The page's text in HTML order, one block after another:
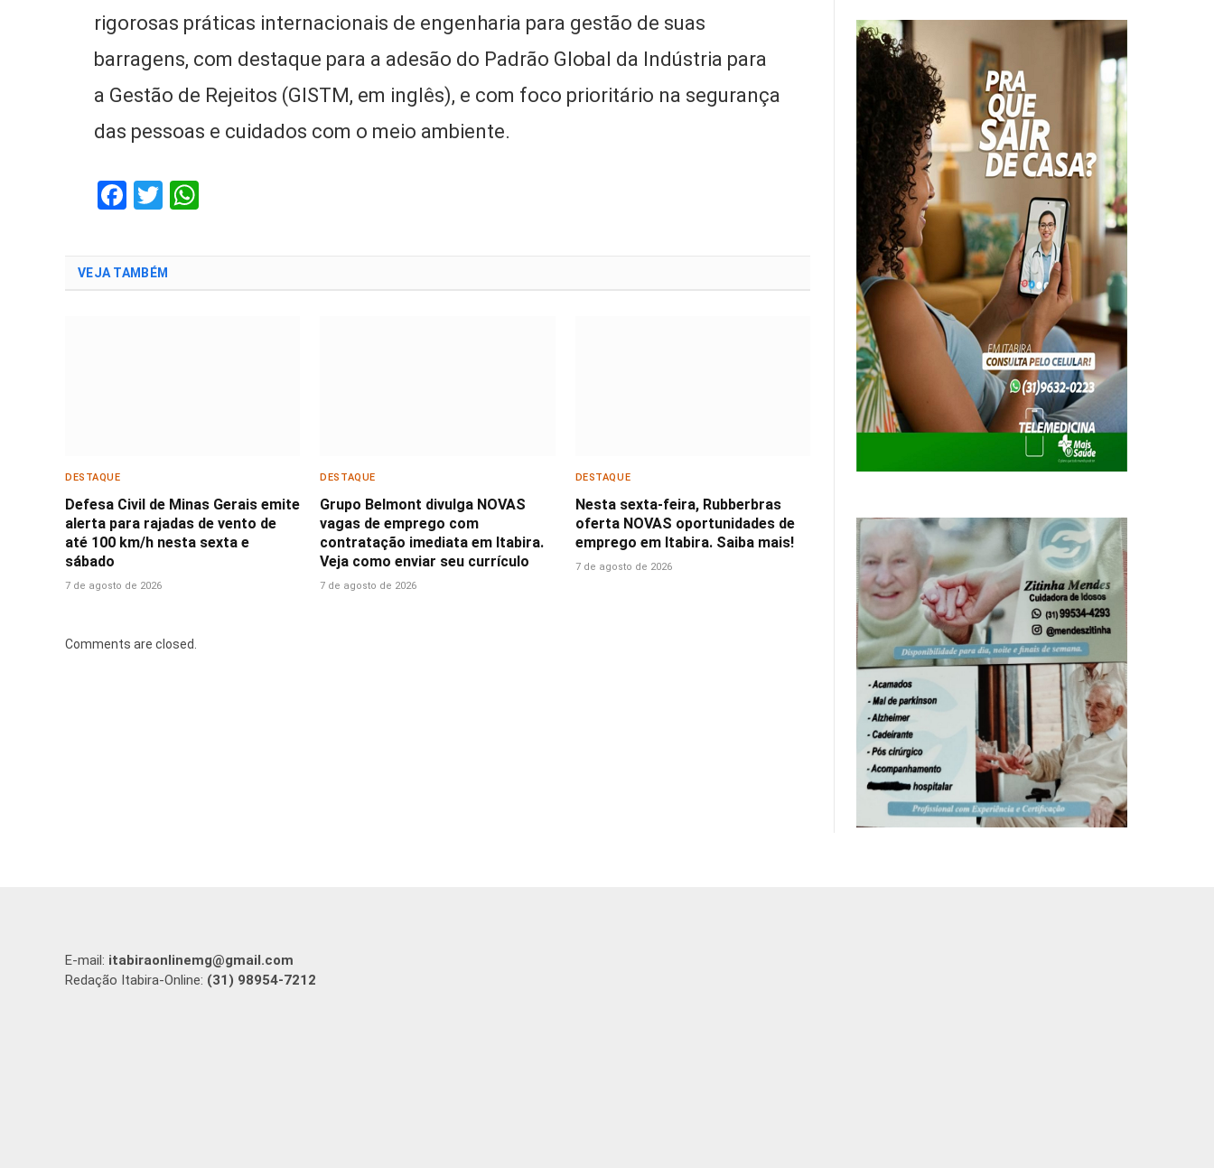
rigorosas práticas internacionais de engenharia para gestão de suas
barragens, com destaque para a adesão do Padrão Global da Indústria para
a Gestão de Rejeitos (GISTM, em inglês), e com foco prioritário na segurança
das pessoas e cuidados com o meio ambiente.
Facebook
Twitter
VEJA TAMBÉM
DESTAQUE
Defesa Civil de Minas Gerais emite
alerta para rajadas de vento de
até 100 km/h nesta sexta e
sábado
7 de agosto de 2026
DESTAQUE
Grupo Belmont divulga NOVAS
vagas de emprego com
contratação imediata em Itabira.
Veja como enviar seu currículo
7 de agosto de 2026
DESTAQUE
Nesta sexta-feira, Rubberbras
oferta NOVAS oportunidades de
emprego em Itabira. Saiba mais!
7 de agosto de 2026
Comments are closed.
E-mail: itabiraonlinemg@gmail.com
Redação Itabira-Online: (31) 98954-7212